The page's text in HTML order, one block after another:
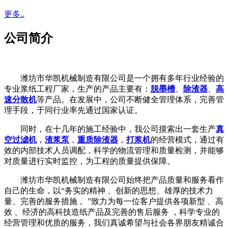
更多..
公司简介
潍坊市华凯机械制造有限公司是一个拥有多年行业经验的
专业浆纸工程厂家，生产的产品主要有： 脱墨槽、 除渣器、 高
速分散机等产品。在发展中，公司不断健全管理体系，完善管
理手段，于同行业率先通过国家认证。
同时，在十几年的施工经验中，我公司摸索出一套生产真
空过滤机， 渣浆泵 ， 重质除渣器 ，打浆机的经营模式，通过有
效的内部技术人员调配，科学的物流管理和质量检测，并能够
对质量进行实时监控，为工程的质量提供保障。
潍坊市华凯机械制造有限公司始终把产品质量和服务看作
自己的生命，以“务实的精神 、创新的思想、雄厚的技术力
量、完善的服务措施 。”致力为每一位客户提供各项新型 、高
效 、经济的高科技造纸产品及完善的售后服务 ，科学专业的
经营管理和优质的服务，我们真诚希望与社会各界朋友精诚合